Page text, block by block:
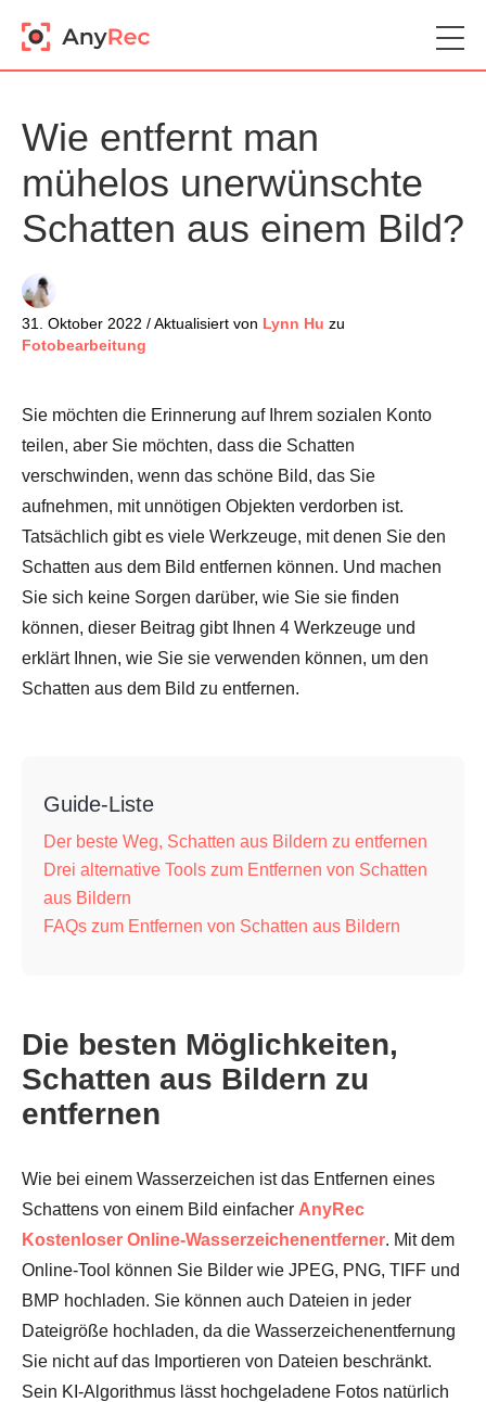
Wie entfernt man
mühelos unerwünschte
Schatten aus einem Bild?
31. Oktober 2022 / Aktualisiert von Lynn Hu zu
Fotobearbeitung
Sie möchten die Erinnerung auf Ihrem sozialen Konto
teilen, aber Sie möchten, dass die Schatten
verschwinden, wenn das schöne Bild, das Sie
aufnehmen, mit unnötigen Objekten verdorben ist.
Tatsächlich gibt es viele Werkzeuge, mit denen Sie den
Schatten aus dem Bild entfernen können. Und machen
Sie sich keine Sorgen darüber, wie Sie sie finden
können, dieser Beitrag gibt Ihnen 4 Werkzeuge und
erklärt Ihnen, wie Sie sie verwenden können, um den
Schatten aus dem Bild zu entfernen.
Guide-Liste
Der beste Weg, Schatten aus Bildern zu entfernen
Drei alternative Tools zum Entfernen von Schatten
aus Bildern
FAQs zum Entfernen von Schatten aus Bildern
Die besten Möglichkeiten,
Schatten aus Bildern zu
entfernen
Wie bei einem Wasserzeichen ist das Entfernen eines
Schattens von einem Bild einfacher AnyRec
Kostenloser Online-Wasserzeichenentferner. Mit dem
Online-Tool können Sie Bilder wie JPEG, PNG, TIFF und
BMP hochladen. Sie können auch Dateien in jeder
Dateigröße hochladen, da die Wasserzeichenentfernung
Sie nicht auf das Importieren von Dateien beschränkt.
Sein KI-Algorithmus lässt hochgeladene Fotos natürlich